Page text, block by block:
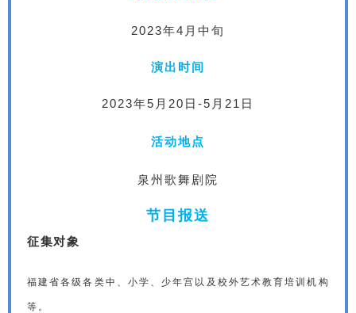
2023年4月中旬
演出时间
2023年5月20日-5月21日
活动地点
泉州歌舞剧院
节目报送
征集对象
福建省各级各类中、小学、少年宫以及校外艺术教育培训机构
等。